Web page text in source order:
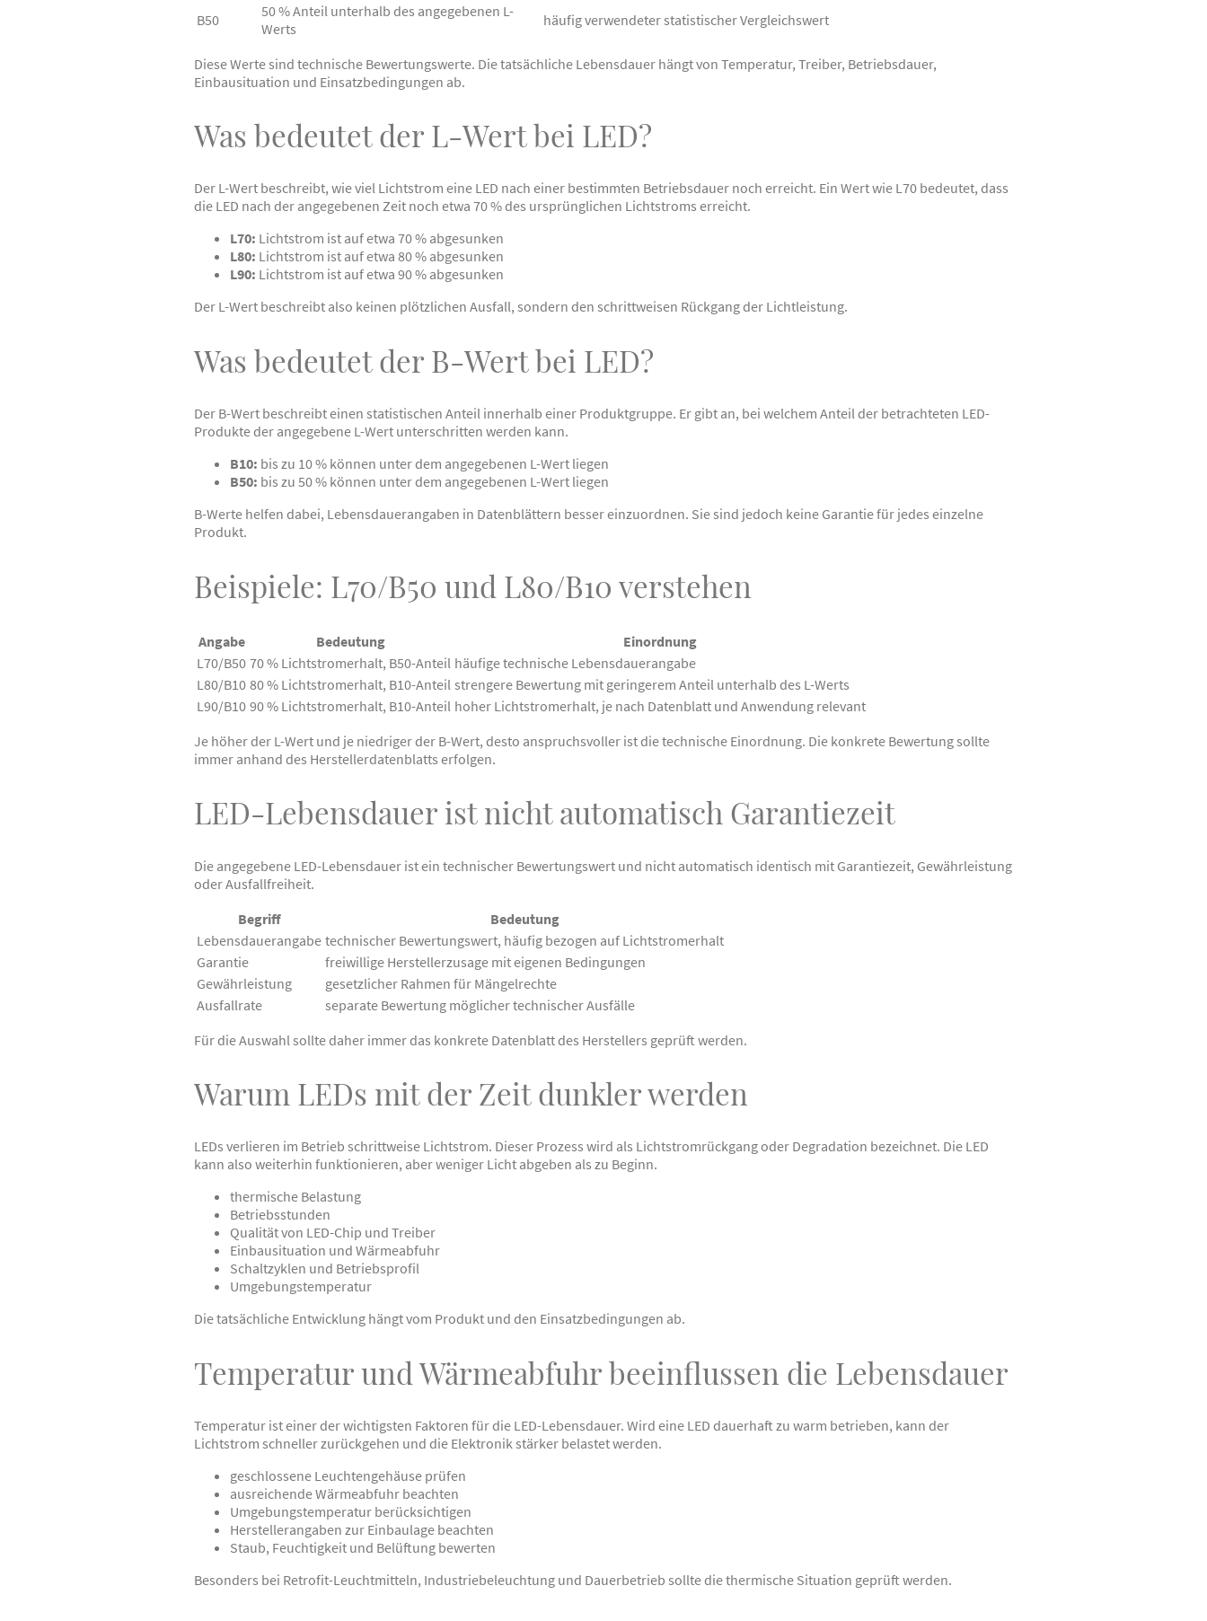
B50
50 % Anteil unterhalb des angegebenen L-
Werts
häufig verwendeter statistischer Vergleichswert
Diese Werte sind technische Bewertungswerte. Die tatsächliche Lebensdauer hängt von Temperatur, Treiber, Betriebsdauer,
Einbausituation und Einsatzbedingungen ab.
Was bedeutet der L-Wert bei LED?
Der L-Wert beschreibt, wie viel Lichtstrom eine LED nach einer bestimmten Betriebsdauer noch erreicht. Ein Wert wie L70 bedeutet, dass
die LED nach der angegebenen Zeit noch etwa 70 % des ursprünglichen Lichtstroms erreicht.
L70: Lichtstrom ist auf etwa 70 % abgesunken
L80: Lichtstrom ist auf etwa 80 % abgesunken
L90: Lichtstrom ist auf etwa 90 % abgesunken
Der L-Wert beschreibt also keinen plötzlichen Ausfall, sondern den schrittweisen Rückgang der Lichtleistung.
Was bedeutet der B-Wert bei LED?
Der B-Wert beschreibt einen statistischen Anteil innerhalb einer Produktgruppe. Er gibt an, bei welchem Anteil der betrachteten LED-
Produkte der angegebene L-Wert unterschritten werden kann.
B10: bis zu 10 % können unter dem angegebenen L-Wert liegen
B50: bis zu 50 % können unter dem angegebenen L-Wert liegen
B-Werte helfen dabei, Lebensdauerangaben in Datenblättern besser einzuordnen. Sie sind jedoch keine Garantie für jedes einzelne
Produkt.
Beispiele: L70/B50 und L80/B10 verstehen
Angabe Bedeutung
Einordnung
L70/B50 70 % Lichtstromerhalt, B50-Anteil häufige technische Lebensdauerangabe
L80/B10 80 % Lichtstromerhalt, B10-Anteil strengere Bewertung mit geringerem Anteil unterhalb des L-Werts
L90/B10 90 % Lichtstromerhalt, B10-Anteil hoher Lichtstromerhalt, je nach Datenblatt und Anwendung relevant
Je höher der L-Wert und je niedriger der B-Wert, desto anspruchsvoller ist die technische Einordnung. Die konkrete Bewertung sollte
immer anhand des Herstellerdatenblatts erfolgen.
LED-Lebensdauer ist nicht automatisch Garantiezeit
Die angegebene LED-Lebensdauer ist ein technischer Bewertungswert und nicht automatisch identisch mit Garantiezeit, Gewährleistung
oder Ausfallfreiheit.
Begriff
Bedeutung
Lebensdauerangabe technischer Bewertungswert, häufig bezogen auf Lichtstromerhalt
Garantie
freiwillige Herstellerzusage mit eigenen Bedingungen
Gewährleistung
gesetzlicher Rahmen für Mängelrechte
Ausfallrate
separate Bewertung möglicher technischer Ausfälle
Für die Auswahl sollte daher immer das konkrete Datenblatt des Herstellers geprüft werden.
Warum LEDs mit der Zeit dunkler werden
LEDs verlieren im Betrieb schrittweise Lichtstrom. Dieser Prozess wird als Lichtstromrückgang oder Degradation bezeichnet. Die LED
kann also weiterhin funktionieren, aber weniger Licht abgeben als zu Beginn.
thermische Belastung
Betriebsstunden
Qualität von LED-Chip und Treiber
Einbausituation und Wärmeabfuhr
Schaltzyklen und Betriebsprofil
Umgebungstemperatur
Die tatsächliche Entwicklung hängt vom Produkt und den Einsatzbedingungen ab.
Temperatur und Wärmeabfuhr beeinflussen die Lebensdauer
Temperatur ist einer der wichtigsten Faktoren für die LED-Lebensdauer. Wird eine LED dauerhaft zu warm betrieben, kann der
Lichtstrom schneller zurückgehen und die Elektronik stärker belastet werden.
geschlossene Leuchtengehäuse prüfen
ausreichende Wärmeabfuhr beachten
Umgebungstemperatur berücksichtigen
Herstellerangaben zur Einbaulage beachten
Staub, Feuchtigkeit und Belüftung bewerten
Besonders bei Retrofit-Leuchtmitteln, Industriebeleuchtung und Dauerbetrieb sollte die thermische Situation geprüft werden.